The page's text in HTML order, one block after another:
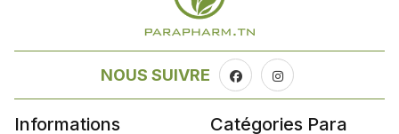
NOUS SUIVRE
Informations Catégories Para